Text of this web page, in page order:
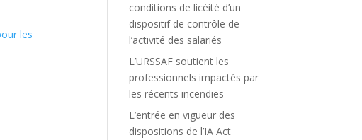
les
conditions de licéité d’un
dispositif de contrôle de
l’activité des salariés
L’URSSAF soutient les
professionnels impactés par
les récents incendies
L’entrée en vigueur des
dispositions de l’IA Act